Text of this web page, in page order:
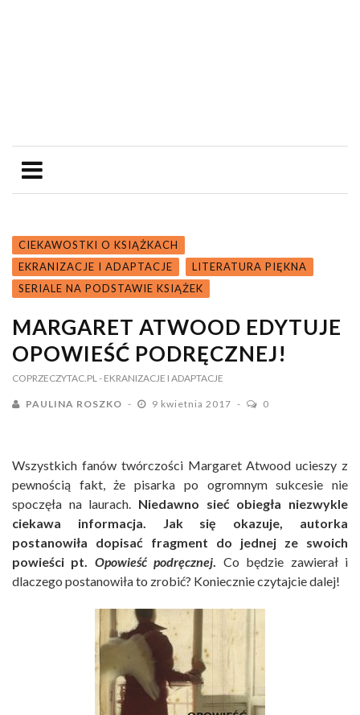
CIEKAWOSTKI O KSIĄŻKACH
EKRANIZACJE I ADAPTACJE
LITERATURA PIĘKNA
SERIALE NA PODSTAWIE KSIĄŻEK
MARGARET ATWOOD EDYTUJE
OPOWIEŚĆ PODRĘCZNEJ!
COPRZECZYTAC.PL - EKRANIZACJE I ADAPTACJE
PAULINA ROSZKO 9 kwietnia 2017 0
Wszystkich fanów twórczości Margaret Atwood ucieszy z
pewnością fakt, że pisarka po ogromnym sukcesie nie
spoczęła na laurach. Niedawno sieć obiegła niezwykle
ciekawa informacja. Jak się okazuje, autorka
postanowiła dopisać fragment do jednej ze swoich
powieści pt. Opowieść podręcznej. Co będzie zawierał i
dlaczego postanowiła to zrobić? Koniecznie czytajcie dalej!